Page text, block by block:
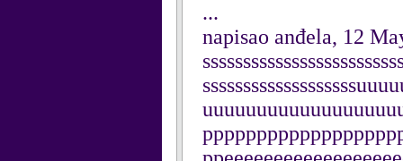
...
napisao anđela, 12